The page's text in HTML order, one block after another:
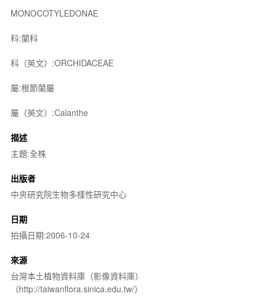
MONOCOTYLEDONAE
科:蘭科
科（英文）:ORCHIDACEAE
屬:根節蘭屬
屬（英文）:Calanthe
描述
主題:全株
出版者
中央研究院生物多樣性研究中心
日期
拍攝日期:2006-10-24
來源
台灣本土植物資料庫（影像資料庫）
（http://taiwanflora.sinica.edu.tw/）